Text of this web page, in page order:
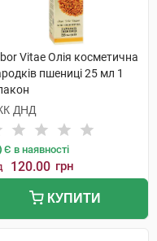
Vitae Олія косметична
пшениці 25 мл 1
ДНД
Є в наявності
120.00 грн
КУПИТИ